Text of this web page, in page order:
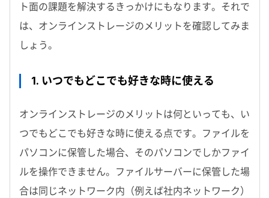
ト面の課題を解決するきっかけにもなります。それで
は、オンラインストレージのメリットを確認してみま
しょう。
1. いつでもどこでも好きな時に使える
オンラインストレージのメリットは何といっても、い
つでもどこでも好きな時に使える点です。ファイルを
パソコンに保管した場合、そのパソコンでしかファイ
ルを操作できません。ファイルサーバーに保管した場
合は同じネットワーク内（例えば社内ネットワーク）